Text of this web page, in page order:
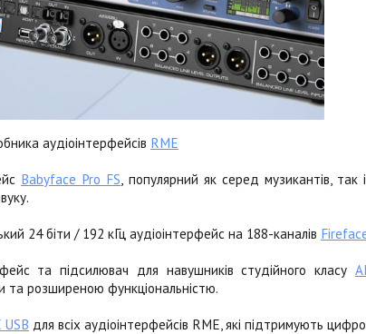
аудіоінтерфейсів RME
Babyface Pro FS, популярний як серед музикантів, так
24 біти / 192 кГц аудіоінтерфейс на 188-каналів
та підсилювач для навушників студійного класу
розширеною функціональністю.
USB для всіх аудіоінтерфейсів RME, які підтримують